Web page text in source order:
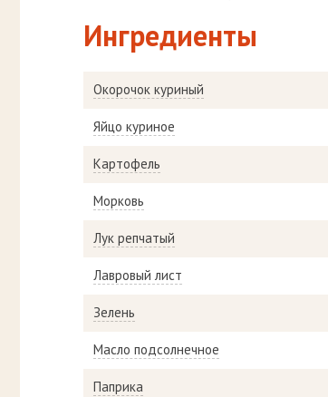
Ингредиенты
Окорочок куриный
Яйцо куриное
Картофель
Морковь
Лук репчатый
Лавровый лист
Зелень
Масло подсолнечное
Паприка